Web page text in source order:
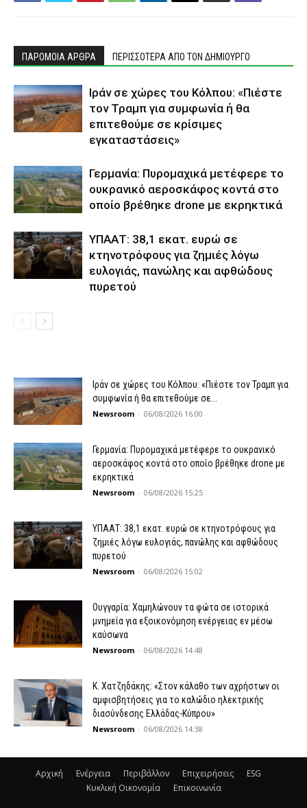
ΠΑΡΟΜΟΙΑ ΑΡΘΡΑ ΠΕΡΙΣΣΟΤΕΡΑ ΑΠΟ ΤΟΝ ΔΗΜΙΟΥΡΓΟ
Ιράν σε χώρες του Κόλπου: «Πιέστε
τον Τραμπ για συμφωνία ή θα
επιτεθούμε σε κρίσιμες
εγκαταστάσεις»
Γερμανία: Πυρομαχικά μετέφερε το
ουκρανικό αεροσκάφος κοντά στο
οποίο βρέθηκε drone με εκρηκτικά
ΥΠΑΑΤ: 38,1 εκατ. ευρώ σε
κτηνοτρόφους για ζημιές λόγω
ευλογιάς, πανώλης και αφθώδους
πυρετού
Ιράν σε χώρες του Κόλπου: «Πιέστε τον Τραμπ για
συμφωνία ή θα επιτεθούμε σε...
Newsroom - 06/08/2026 16:00
Γερμανία: Πυρομαχικά μετέφερε το ουκρανικό
αεροσκάφος κοντά στο οποίο βρέθηκε drone με
εκρηκτικά
Newsroom - 06/08/2026 15:25
ΥΠΑΑΤ: 38,1 εκατ. ευρώ σε κτηνοτρόφους για
ζημιές λόγω ευλογιάς, πανώλης και αφθώδους
πυρετού
Newsroom - 06/08/2026 15:02
Ουγγαρία: Χαμηλώνουν τα φώτα σε ιστορικά
μνημεία για εξοικονόμηση ενέργειας εν μέσω
καύσωνα
Newsroom - 06/08/2026 14:48
Κ. Χατζηδάκης: «Στον κάλαθο των αχρήστων οι
αμφισβητήσεις για το καλώδιο ηλεκτρικής
διασύνδεσης Ελλάδας-Κύπρου»
Newsroom - 06/08/2026 14:38
Αρχική Ενέργεια Περιβάλλον Επιχειρήσεις
ESG
Κυκλική Οικονομία
Επικοινωνία